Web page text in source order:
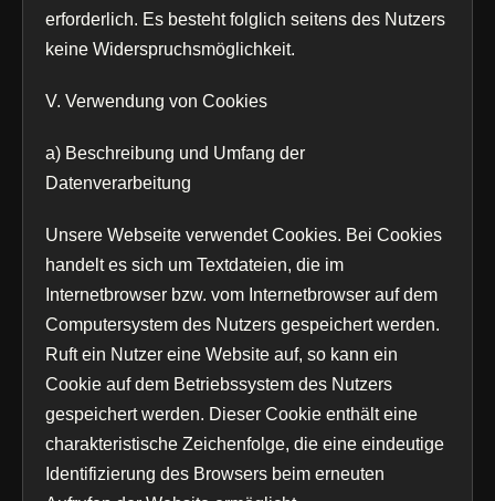
erforderlich. Es besteht folglich seitens des Nutzers
keine Widerspruchsmöglichkeit.
V. Verwendung von Cookies
a) Beschreibung und Umfang der
Datenverarbeitung
Unsere Webseite verwendet Cookies. Bei Cookies
handelt es sich um Textdateien, die im
Internetbrowser bzw. vom Internetbrowser auf dem
Computersystem des Nutzers gespeichert werden.
Ruft ein Nutzer eine Website auf, so kann ein
Cookie auf dem Betriebssystem des Nutzers
gespeichert werden. Dieser Cookie enthält eine
charakteristische Zeichenfolge, die eine eindeutige
Identifizierung des Browsers beim erneuten